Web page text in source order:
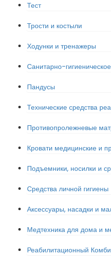
Тест
Трости и костыли
Ходунки и тренажеры
Санитарно-
Пандусы
Технические средства
Противопролежневые
Кровати медицинские и
Подъемники, носилки и
Средства личной гигиены
Аксессуары, насадки и
Медтехника для дома и
Реабилитационный